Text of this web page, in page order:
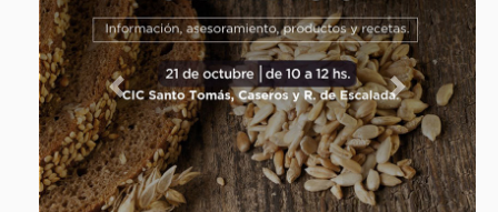
Previous Next